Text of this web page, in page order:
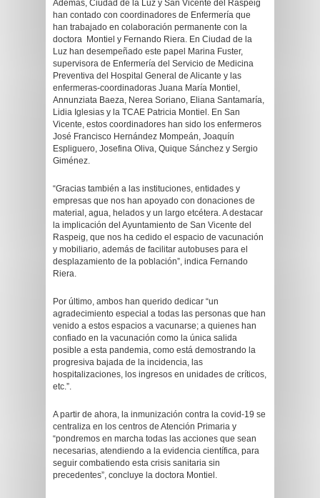
Además, Ciudad de la Luz y San Vicente del Raspeig
han contado con coordinadores de Enfermería que
han trabajado en colaboración permanente con la
doctora Montiel y Fernando Riera. En Ciudad de la
Luz han desempeñado este papel Marina Fuster,
supervisora de Enfermería del Servicio de Medicina
Preventiva del Hospital General de Alicante y las
enfermeras-coordinadoras Juana María Montiel,
Annunziata Baeza, Nerea Soriano, Eliana Santamaría,
Lidia Iglesias y la TCAE Patricia Montiel. En San
Vicente, estos coordinadores han sido los enfermeros
José Francisco Hernández Mompeán, Joaquín
Espliguero, Josefina Oliva, Quique Sánchez y Sergio
Giménez.
“Gracias también a las instituciones, entidades y
empresas que nos han apoyado con donaciones de
material, agua, helados y un largo etcétera. A destacar
la implicación del Ayuntamiento de San Vicente del
Raspeig, que nos ha cedido el espacio de vacunación
y mobiliario, además de facilitar autobuses para el
desplazamiento de la población”, indica Fernando
Riera.
Por último, ambos han querido dedicar “un
agradecimiento especial a todas las personas que han
venido a estos espacios a vacunarse; a quienes han
confiado en la vacunación como la única salida
posible a esta pandemia, como está demostrando la
progresiva bajada de la incidencia, las
hospitalizaciones, los ingresos en unidades de críticos,
etc.”.
A partir de ahora, la inmunización contra la covid-19 se
centraliza en los centros de Atención Primaria y
“pondremos en marcha todas las acciones que sean
necesarias, atendiendo a la evidencia científica, para
seguir combatiendo esta crisis sanitaria sin
precedentes”, concluye la doctora Montiel.